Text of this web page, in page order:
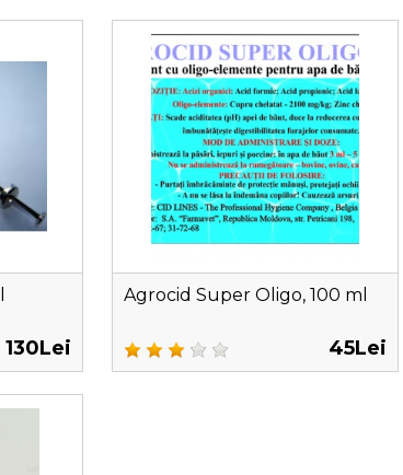
130Lei
Agrocid Super Oligo, 100 ml
45Lei